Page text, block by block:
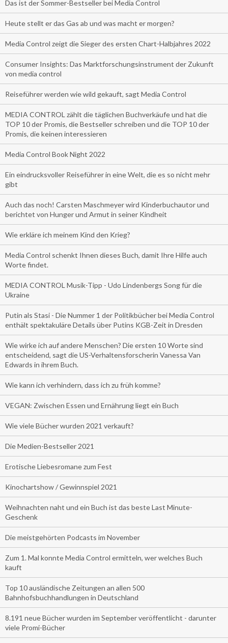
Das ist der Sommer-Bestseller bei Media Control
Heute stellt er das Gas ab und was macht er morgen?
Media Control zeigt die Sieger des ersten Chart-Halbjahres 2022
Consumer Insights: Das Marktforschungsinstrument der Zukunft
von media control
Reiseführer werden wie wild gekauft, sagt Media Control
MEDIA CONTROL zählt die täglichen Buchverkäufe und hat die
TOP 10 der Promis, die Bestseller schreiben und die TOP 10 der
Promis, die keinen interessieren
Media Control Book Night 2022
Ein eindrucksvoller Reiseführer in eine Welt, die es so nicht mehr
gibt
Auch das noch! Carsten Maschmeyer wird Kinderbuchautor und
berichtet von Hunger und Armut in seiner Kindheit
Wie erkläre ich meinem Kind den Krieg?
Media Control schenkt Ihnen dieses Buch, damit Ihre Hilfe auch
Worte findet.
MEDIA CONTROL Musik-Tipp - Udo Lindenbergs Song für die
Ukraine
Putin als Stasi - Die Nummer 1 der Politikbücher bei Media Control
enthält spektakuläre Details über Putins KGB-Zeit in Dresden
Wie wirke ich auf andere Menschen? Die ersten 10 Worte sind
entscheidend, sagt die US-Verhaltensforscherin Vanessa Van
Edwards in ihrem Buch.
Wie kann ich verhindern, dass ich zu früh komme?
VEGAN: Zwischen Essen und Ernährung liegt ein Buch
Wie viele Bücher wurden 2021 verkauft?
Die Medien-Bestseller 2021
Erotische Liebesromane zum Fest
Kinochartshow / Gewinnspiel 2021
Weihnachten naht und ein Buch ist das beste Last Minute-
Geschenk
Die meistgehörten Podcasts im November
Zum 1. Mal konnte Media Control ermitteln, wer welches Buch
kauft
Top 10 ausländische Zeitungen an allen 500
Bahnhofsbuchhandlungen in Deutschland
8.191 neue Bücher wurden im September veröffentlicht - darunter
viele Promi-Bücher